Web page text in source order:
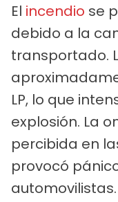
El incendio se
debido a la
transportado.
LP, lo que
explosión. La
percibida en
provocó
automovilistas.